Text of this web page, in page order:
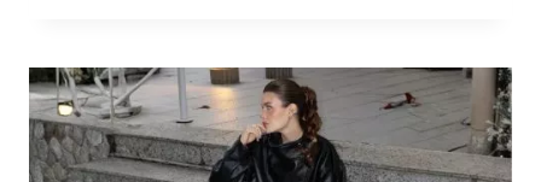
DA
DATA,
HISTÓRIA
DO
COSMÉTICO